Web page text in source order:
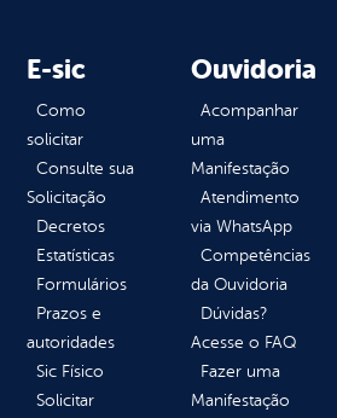
E-sic
Como
solicitar
Consulte sua
Solicitação
Decretos
Estatísticas
Formulários
Prazos e
autoridades
Sic Físico
Solicitar
Ouvidoria
Acompanhar
uma
Manifestação
Atendimento
via WhatsApp
Competências
da Ouvidoria
Dúvidas?
Acesse o FAQ
Fazer uma
Manifestação